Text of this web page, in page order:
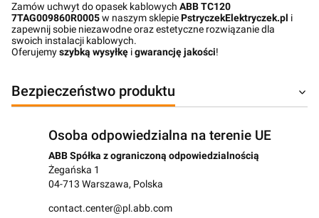
Zamów uchwyt do opasek kablowych ABB TC120
7TAG009860R0005w naszym sklepiePstryczekElektryczek.pl i
zapewnij sobie niezawodne oraz estetyczne rozwiązanie dla
swoich instalacji kablowych.
Oferujemyszybką wysyłkę igwarancję jakości!
Bezpieczeństwo produktu
Osoba odpowiedzialna na terenie UE
ABB Spółka z ograniczoną odpowiedzialnością
Żegańska 1
04-713 Warszawa, Polska
contact.center@pl.abb.com